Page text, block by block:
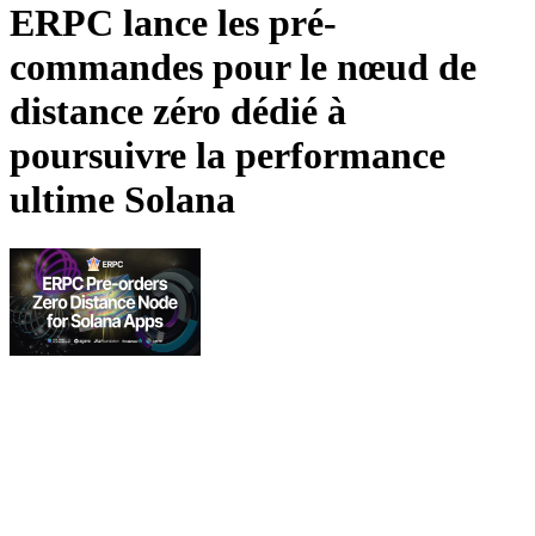
ERPC lance les pré-
commandes pour le nœud de
distance zéro dédié à
poursuivre la performance
ultime Solana